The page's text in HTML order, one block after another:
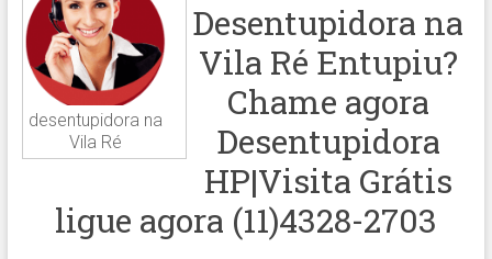
desentupidora na
Vila Ré
Desentupidora na
Vila Ré Entupiu?
Chame agora
Desentupidora
HP|Visita Grátis
ligue agora (11)4328-2703